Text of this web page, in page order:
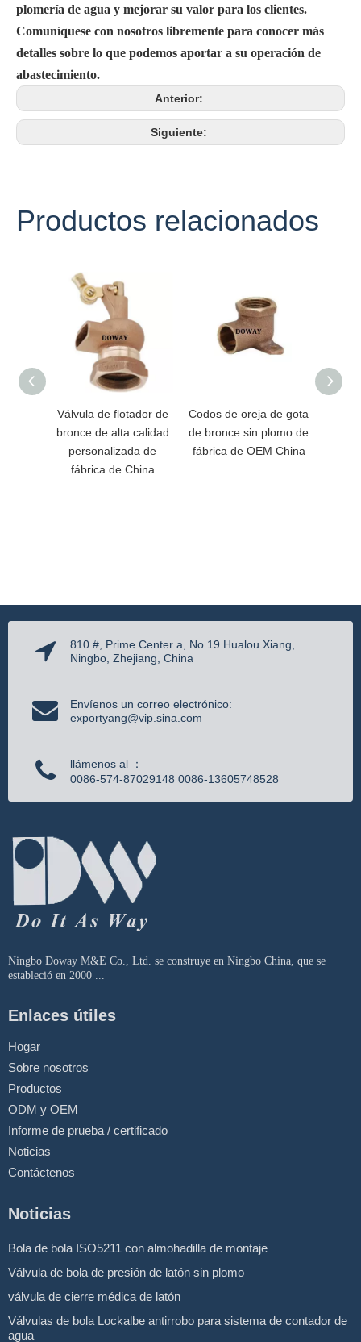
plomería de agua y mejorar su valor para los clientes.
Comuníquese con nosotros libremente para conocer más
detalles sobre lo que podemos aportar a su operación de
abastecimiento.
Anterior:
Siguiente:
Productos relacionados
Válvula de flotador de
bronce de alta calidad
personalizada de
fábrica de China
Codos de oreja de gota
de bronce sin plomo de
fábrica de OEM China
810 #, Prime Center a, No.19 Hualou Xiang,
Ningbo, Zhejiang, China
Envíenos un correo electrónico:
exportyang@vip.sina.com
llámenos al ：
0086-574-87029148 0086-13605748528
Ningbo Doway M&E Co., Ltd. se construye en Ningbo China, que se
estableció en 2000 ...
Enlaces útiles
Hogar
Sobre nosotros
Productos
ODM y OEM
Informe de prueba / certificado
Noticias
Contáctenos
Noticias
Bola de bola ISO5211 con almohadilla de montaje
Válvula de bola de presión de latón sin plomo
válvula de cierre médica de latón
Válvulas de bola Lockalbe antirrobo para sistema de contador de
agua